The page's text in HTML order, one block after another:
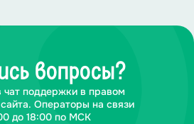
первоклашки и выпускникам не
вопросы?
чат поддержки в правом
Операторы на связи
до 18:00 по МСК